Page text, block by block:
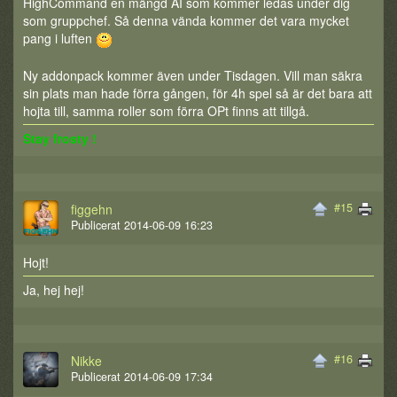
som gruppchef. Så denna vända kommer det vara mycket
pang i luften
Ny addonpack kommer även under Tisdagen. Vill man säkra
sin plats man hade förra gången, för 4h spel så är det bara att
hojta till, samma roller som förra OPt finns att tillgå.
Stay frosty !
#15
figgehn
Publicerat 2014-06-09 16:23
Hojt!
Ja, hej hej!
#16
Nikke
Publicerat 2014-06-09 17:34